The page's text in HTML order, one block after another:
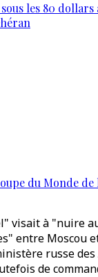
les 80
du Monde de
visait à "nuire
entre Moscou
russe
de